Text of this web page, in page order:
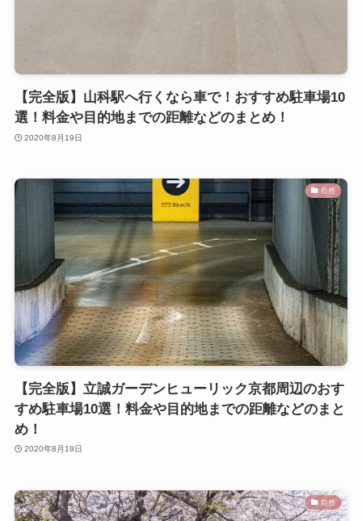
【完全版】山科駅へ行くなら車で！おすすめ駐車場10
選！料金や目的地までの距離などのまとめ！
2020年8月19日
自然
【完全版】立誠ガーデンヒューリック京都周辺のおす
すめ駐車場10選！料金や目的地までの距離などのまと
め！
2020年8月19日
自然